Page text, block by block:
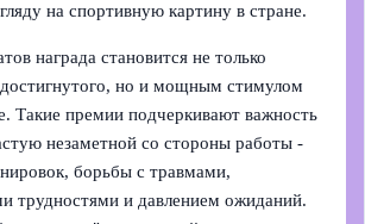
на спортивную картину в стране.
награда становится не только
но и мощным стимулом
Такие премии подчеркивают важность
незаметной со стороны работы -
борьбы с травмами,
трудностями и давлением ожиданий.